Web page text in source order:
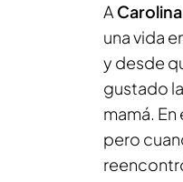
A Carolina
una vida
y desde
gustado
mamá.
pero